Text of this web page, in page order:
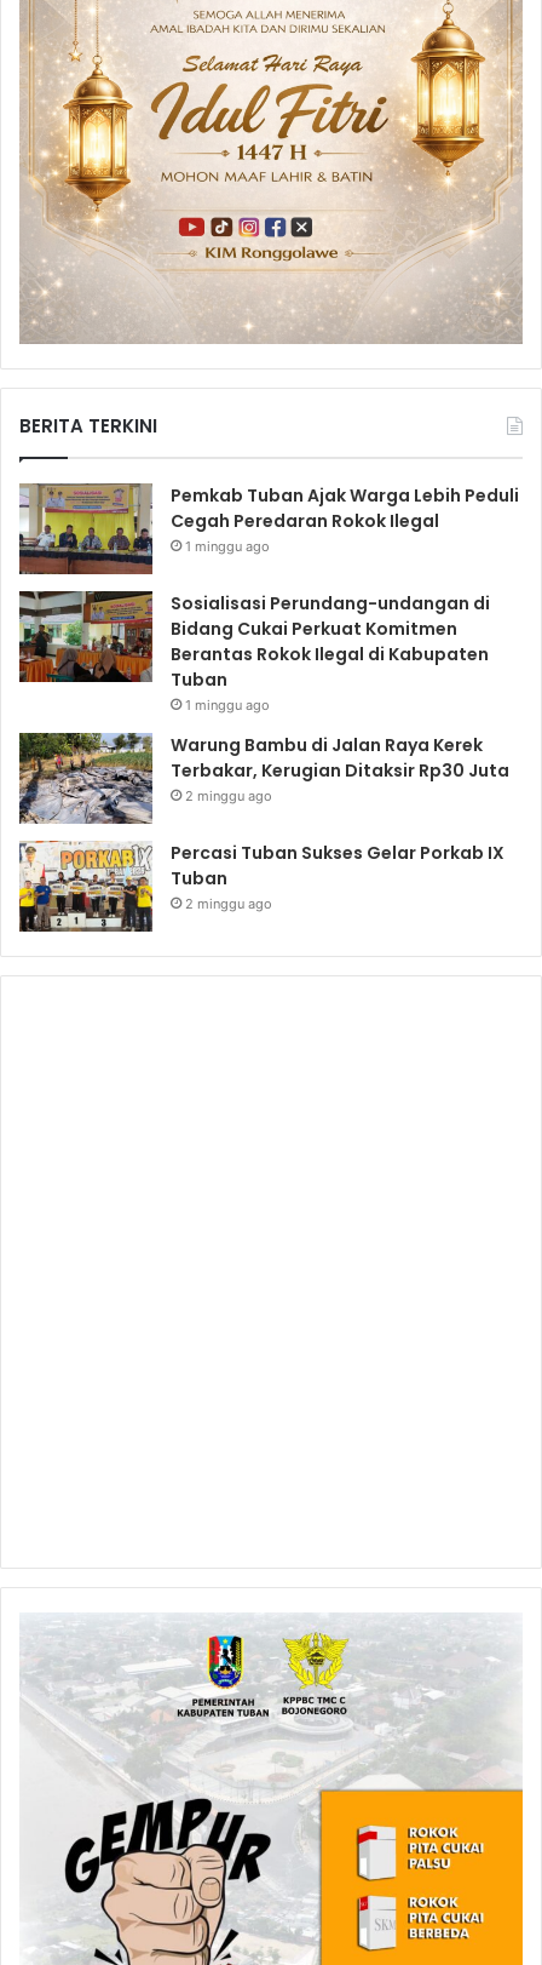
BERITA TERKINI
Pemkab Tuban Ajak Warga Lebih Peduli
Cegah Peredaran Rokok Ilegal
1 minggu ago
Sosialisasi Perundang-undangan di
Bidang Cukai Perkuat Komitmen
Berantas Rokok Ilegal di Kabupaten
Tuban
1 minggu ago
Warung Bambu di Jalan Raya Kerek
Terbakar, Kerugian Ditaksir Rp30 Juta
2 minggu ago
Percasi Tuban Sukses Gelar Porkab IX
Tuban
2 minggu ago